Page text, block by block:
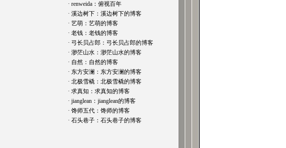
· renweida：俯视百年
· 溪边树下：溪边树下的博客
· 艺萌：艺萌的博客
· 老钱：老钱的博客
· 弓长贝占郎：弓长贝占郎的博客
· 渺茫山水：渺茫山水的博客
· 自然：自然的博客
· 东方安澜：东方安澜的博客
· 北极雪橇：北极雪橇的博客
· 求真知：求真知的博客
· jianglean：jianglean的博客
· 馋师五代：馋师的博客
· 石头巷子：石头巷子的博客